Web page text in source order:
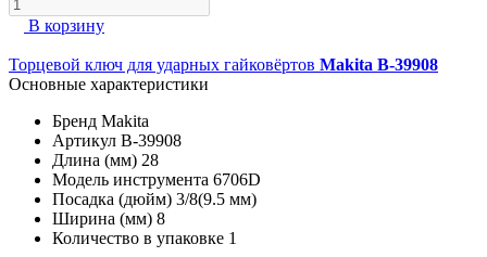
В корзину
Торцевой ключ для ударных гайковёртов Makita B-39908
Основные характеристики
Бренд Makita
Артикул B-39908
Длина (мм) 28
Модель инструмента 6706D
Посадка (дюйм) 3/8(9.5 мм)
Ширина (мм) 8
Количество в упаковке 1